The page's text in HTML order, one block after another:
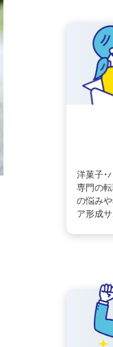
スイーツ
潜入レ
インタ
フリー
ウェデ
ショコ
ワーク
オーブ
洋菓子・
専門の
の悩み
ア形成サ